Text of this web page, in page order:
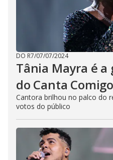
DO R7/07/07/2024
Tânia Mayra é a
do Canta
Cantora brilhou no palco do
votos do público